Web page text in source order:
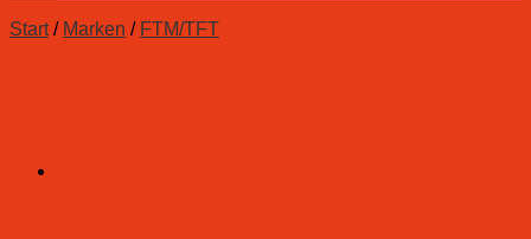
Start / Marken / FTM/TFT